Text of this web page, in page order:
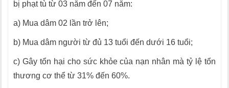
bị phạt tù từ 03 năm đến 07 năm:
a) Mua dâm 02 lần trở lên;
b) Mua dâm người từ đủ 13 tuổi đến dưới 16 tuổi;
c) Gây tổn hại cho sức khỏe của nạn nhân mà tỷ lệ tổn
thương cơ thể từ 31% đến 60%.